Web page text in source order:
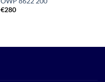
€280